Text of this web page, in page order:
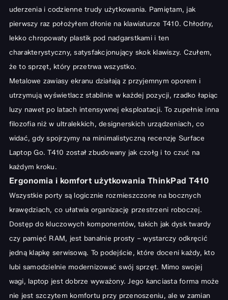
Dlaczego warto kupić ThinkPad T410?
Potencjalne ograniczenia i na co zwrócić uwagę w ThinkPad T410
Podsumowanie: Czy Warto Inwestować w Lenovo ThinkPad
uderzenia i codzienne trudy użytkowania. Pamiętam, jak
pierwszy raz położyłem dłonie na klawiaturze T410. Chłodny,
lekko chropowaty plastik pod nadgarstkami i ten
charakterystyczny, satysfakcjonujący skok klawiszy. Czułem,
że to sprzęt, który przetrwa wszystko.
Metalowe zawiasy ekranu działają z przyjemnym oporem i
utrzymują wyświetlacz stabilnie w każdej pozycji, rzadko łapiąc
luzy nawet po latach intensywnej eksploatacji. To zupełnie inna
filozofia niż w ultralekkich, designerskich urządzeniach, co
widać, gdy spojrzymy na minimalistyczną recenzję Surface
Laptop Go. T410 został zbudowany jak czołg i to czuć na
każdym kroku.
Ergonomia i komfort użytkowania ThinkPad T410
Wszystkie porty są logicznie rozmieszczone na bocznych
krawędziach, co ułatwia organizację przestrzeni roboczej.
Dostęp do kluczowych komponentów, takich jak dysk twardy
czy pamięć RAM, jest banalnie prosty – wystarczy odkręcić
jedną klapkę serwisową. To podejście, które doceni każdy, kto
lubi samodzielnie modernizować swój sprzęt. Mimo swojej
wagi, laptop jest dobrze wyważony. Jego kanciasta forma może
nie jest szczytem komfortu przy przenoszeniu, ale w zamian